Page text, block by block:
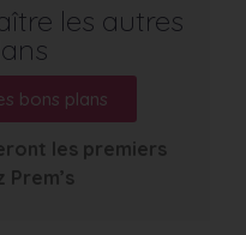
les autres
bons plans
les premiers